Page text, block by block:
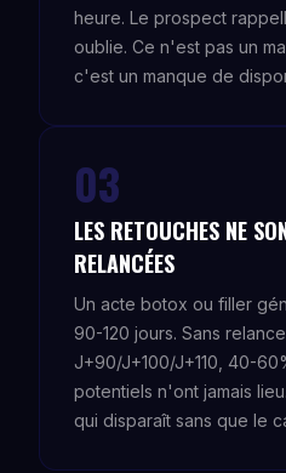
heure. Le prospect
oublie. Ce n'est pas un
c'est un manque de
03
LES RETOUCHES NE
RELANCÉES
Un acte botox ou filler
90-120 jours. Sans
J+90/J+100/J+110, 40-
potentiels n'ont jamais
qui disparaît sans que le